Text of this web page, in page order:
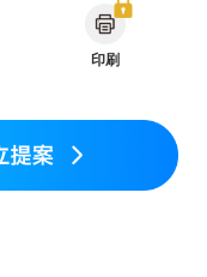
１）
モン療法中）
印刷